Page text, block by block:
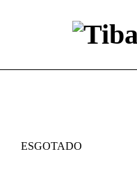
ESGOTADO